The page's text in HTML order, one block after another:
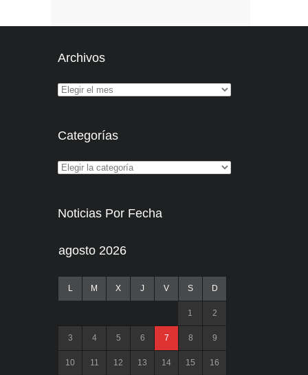
Archivos
Categorías
Noticias Por Fecha
agosto 2026
L M X J V S D
1 2
3 4 5 6 7 8 9
10 11 12 13 14 15 16